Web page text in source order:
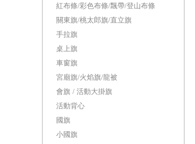
紅布條/彩色布條/飄帶/登山布條
關東旗/桃太郎旗/直立旗
手拉旗
桌上旗
車窗旗
宮廟旗/火焰旗/龍被
會旗 / 活動大掛旗
活動背心
國旗
小國旗